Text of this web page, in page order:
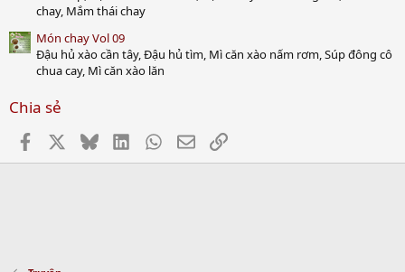
chay, Mắm thái chay
Món chay Vol 09
Đậu hủ xào cần tây, Đậu hủ tìm, Mì căn xào nấm rơm, Súp đông cô
chua cay, Mì căn xào lăn
Chia sẻ
Facebook BlueskyLinkedInWhatsApp
EmailLink